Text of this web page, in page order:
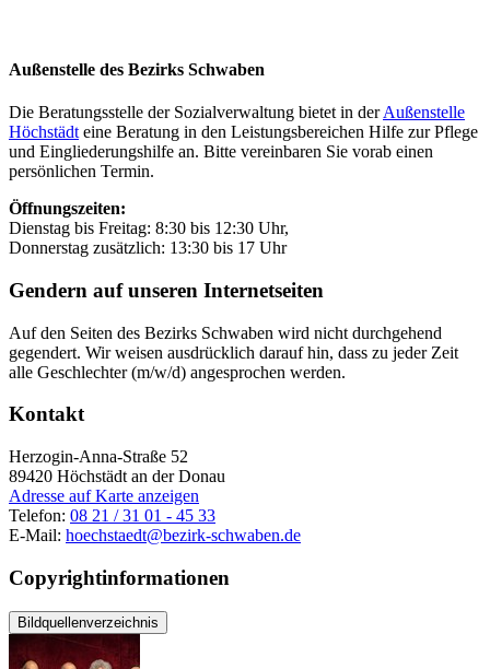
Außenstelle des Bezirks Schwaben
Die Beratungsstelle der Sozialverwaltung bietet in derAußenstelle
Höchstädt eine Beratung in den Leistungsbereichen Hilfe zur Pflege
und Eingliederungshilfe an. Bitte vereinbaren Sie vorab einen
persönlichen Termin.
Öffnungszeiten:
Dienstag bis Freitag: 8:30 bis 12:30 Uhr,
Donnerstag zusätzlich: 13:30 bis 17 Uhr
Gendern auf unseren Internetseiten
Auf den Seiten des Bezirks Schwaben wird nicht durchgehend
gegendert. Wir weisen ausdrücklich darauf hin, dass zu jeder Zeit
alle Geschlechter (m/w/d) angesprochen werden.
Kontakt
Herzogin-Anna-Straße 52
89420 Höchstädt an der Donau
Adresse auf Karte anzeigen
Telefon: 08 21 / 31 01 - 45 33
E-Mail: hoechstaedt@bezirk-schwaben.de
Copyrightinformationen
Bildquellenverzeichnis